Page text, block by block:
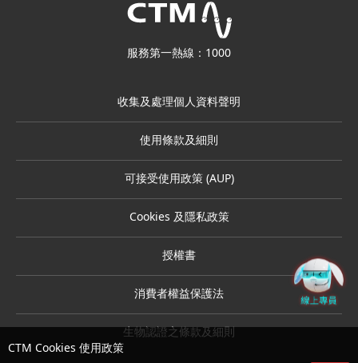
服務第一熱線：1000
收集及處理個人資料聲明
使用條款及細則
可接受使用政策 (AUP)
Cookies 及隱私政策
授權書
消費者權益保護法
生物認證之條款及細則
CTM Cookies 使用政策